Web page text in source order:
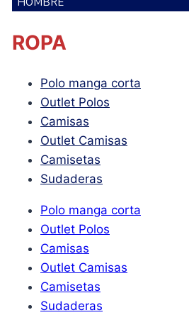
ROPA
Polo manga corta
Outlet Polos
Camisas
Outlet Camisas
Camisetas
Sudaderas
Polo manga corta
Outlet Polos
Camisas
Outlet Camisas
Camisetas
Sudaderas